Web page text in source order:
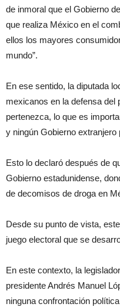
de inmoral que el Gobierno
que realiza México en el
ellos los mayores
mundo”.
En ese sentido, la diputada
mexicanos en la defensa del
pertenezca, lo que es
y ningún Gobierno extranjero
Esto lo declaró después de
Gobierno estadunidense,
de decomisos de droga en
Desde su punto de vista,
juego electoral que se
En este contexto, la
presidente Andrés Manuel
ninguna confrontación